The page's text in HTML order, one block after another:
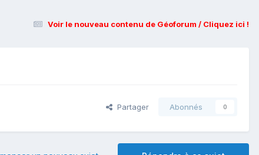
Voir le nouveau contenu de Géoforum / Cliquez ici !
Partager Abonnés 0